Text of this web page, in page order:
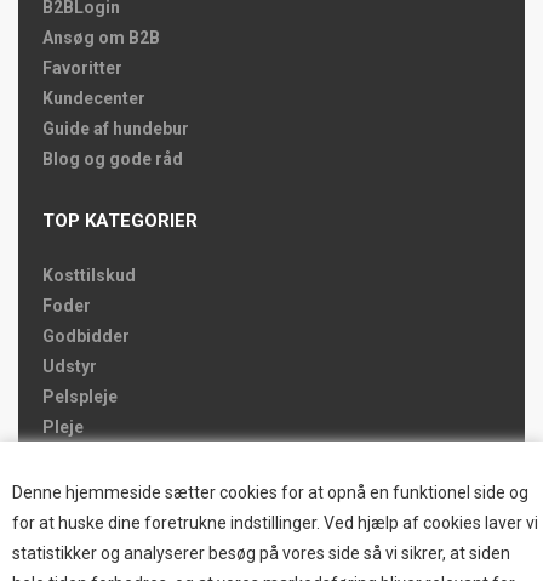
Denne hjemmeside sætter cookies for at opnå en funktionel side og
for at huske dine foretrukne indstillinger. Ved hjælp af cookies laver vi
statistikker og analyserer besøg på vores side så vi sikrer, at siden
B2BLogin
Ansøg om B2B
Favoritter
Kundecenter
Guide af hundebur
Blog og gode råd
TOP KATEGORIER
Kosttilskud
Foder
Godbidder
Udstyr
Pelspleje
Pleje
Brands
TOP BRANDS